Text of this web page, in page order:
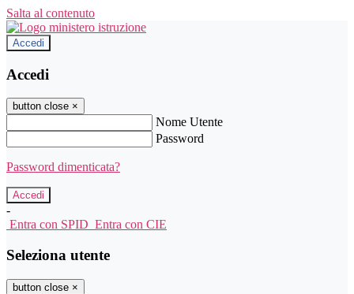
Salta al contenuto
Accedi
Accedi
button close ×
Nome Utente
Password
Password dimenticata?
-
Entra con SPID Entra con CIE
Seleziona utente
button close ×